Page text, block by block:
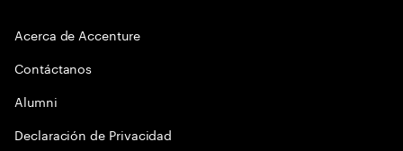
Acerca de Accenture
Contáctanos
Alumni
Declaración de Privacidad